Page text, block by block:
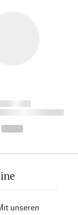
----------
unseren